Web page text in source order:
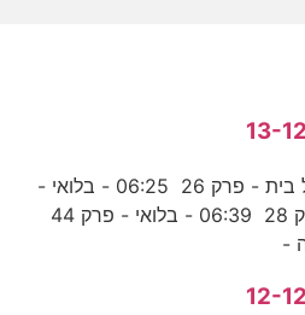
06:00 - מיקי מאוס - כייף של בית - פרק 26 06:25 - בלואי -